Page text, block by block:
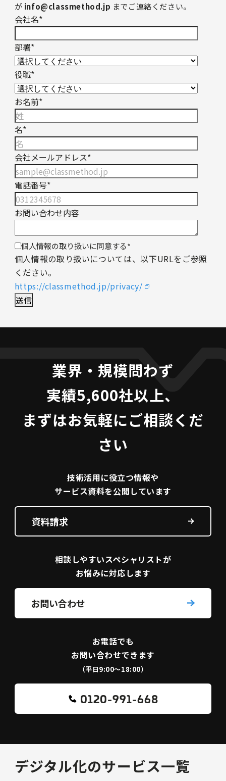
が info@classmethod.jp までご連絡ください。
会社名*
部署*
役職*
お名前*
名*
会社メールアドレス*
電話番号*
お問い合わせ内容
個人情報の取り扱いに同意する*
個人情報の取り扱いについては、以下URLをご参照
ください。
https://classmethod.jp/privacy/
業界・規模問わず
実績5,600社以上、
まずはお気軽にご相談くだ
さい
技術活用に役立つ情報や
サービス資料を公開しています
資料請求
相談しやすいスペシャリストが
お悩みに対応します
お問い合わせ
お電話でも
お問い合わせできます
（平日9:00〜18:00）
0120-991-668
デジタル化のサービス一覧